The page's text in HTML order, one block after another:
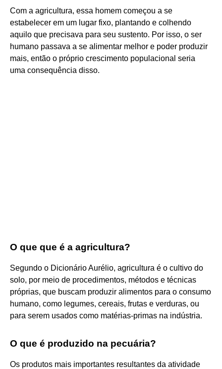
Com a agricultura, essa homem começou a se
estabelecer em um lugar fixo, plantando e colhendo
aquilo que precisava para seu sustento. Por isso, o ser
humano passava a se alimentar melhor e poder produzir
mais, então o próprio crescimento populacional seria
uma consequência disso.
O que que é a agricultura?
Segundo o Dicionário Aurélio, agricultura é o cultivo do
solo, por meio de procedimentos, métodos e técnicas
próprias, que buscam produzir alimentos para o consumo
humano, como legumes, cereais, frutas e verduras, ou
para serem usados como matérias-primas na indústria.
O que é produzido na pecuária?
Os produtos mais importantes resultantes da atividade